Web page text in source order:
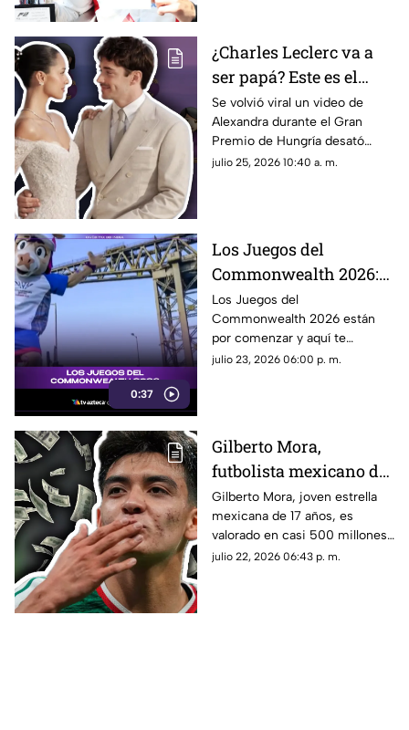
¿Charles Leclerc va a
ser papá? Este es el
VIDEO que desató
rumores sobre el
embarazo de
Alexandra; así fue
Hungría
Se volvió viral un video de
Alexandra durante el Gran
Premio de Hungría desató
rumores sobre un embarazo.
julio 25, 2026 10:40 a. m.
0:37
Los Juegos del
Commonwealth 2026:
qué son, fechas y de qué
se trata
Los Juegos del
Commonwealth 2026 están
por comenzar y aquí te
contamos qué son, cuándo se
julio 23, 2026 06:00 p. m.
Gilberto Mora,
futbolista mexicano de
17 años de edad, es
valorado en casi 500
millones tras la Copa
Mundial de la FIFA
Gilberto Mora, joven estrella
mexicana de 17 años, es
valorado en casi 500 millones
tras la Copa Mundial de la FIFA
julio 22, 2026 06:43 p. m.